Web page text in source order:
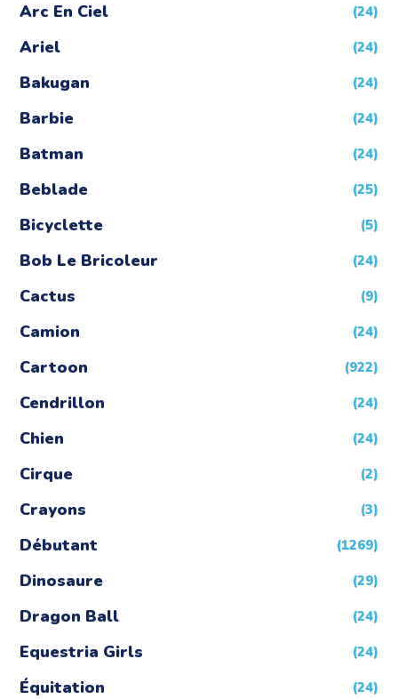
Arc En Ciel (24)
Ariel (24)
Bakugan (24)
Barbie (24)
Batman (24)
Beblade (25)
Bicyclette (5)
Bob Le Bricoleur (24)
Cactus (9)
Camion (24)
Cartoon (922)
Cendrillon (24)
Chien (24)
Cirque (2)
Crayons (3)
Débutant (1269)
Dinosaure (29)
Dragon Ball (24)
Equestria Girls (24)
Équitation (24)